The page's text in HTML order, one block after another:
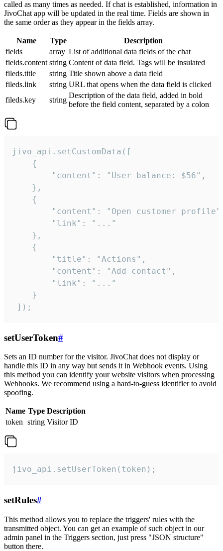
called as many times as needed. If chat is established, information in
JivoChat app will be updated in the real time. Fields are shown in
the same order as they appear in the fields array.
Name Type
Description
fields
array List of additional data fields of the chat
fields.content string Content of data field. Tags will be insulated
fileds.title
string Title shown above a data field
fileds.link
string URL that opens when the data field is clicked
fileds.key
string
Description of the data field, added in bold
before the field content, separated by a colon
jivo_api.setCustomData([
    {
        "content": "User balance: $56",
    },
    {
"content": "Open customer
        "link": "..."
    },
    {
        "title": "Actions",
        "content": "Add contact",
        "link": "..."
    }
]);
setUserToken#
Sets an ID number for the visitor. JivoChat does not display or
handle this ID in any way but sends it in Webhook events. Using
this method you can identify your website visitors when processing
Webhooks. We recommend using a hard-to-guess identifier to avoid
spoofing.
Name Type Description
token string Visitor ID
jivo_api.setUserToken(token);
setRules#
This method allows you to replace the triggers' rules with the
transmitted object. You can get an example of such object in our
admin panel in the Triggers section, just press "JSON structure"
button there.